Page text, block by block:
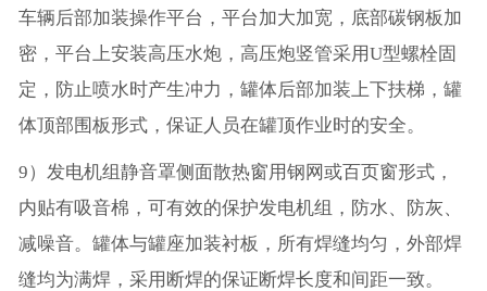
车辆后部加装操作平台，平台加大加宽，底部碳钢板加
密，平台上安装高压水炮，高压炮竖管采用U型螺栓固
定，防止喷水时产生冲力，罐体后部加装上下扶梯，罐
体顶部围板形式，保证人员在罐顶作业时的安全。
9）发电机组静音罩侧面散热窗用钢网或百页窗形式，
内贴有吸音棉，可有效的保护发电机组，防水、防灰、
减噪音。罐体与罐座加装衬板，所有焊缝均匀，外部焊
缝均为满焊，采用断焊的保证断焊长度和间距一致。